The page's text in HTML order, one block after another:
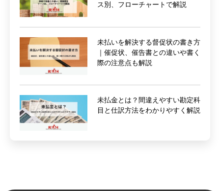
ス別、フローチャートで解説
未払いを解決する督促状の書き方
｜催促状、催告書との違いや書く
際の注意点も解説
未払金とは？間違えやすい勘定科
目と仕訳方法をわかりやすく解説